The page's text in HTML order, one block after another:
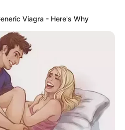
Viagra - Here's Why